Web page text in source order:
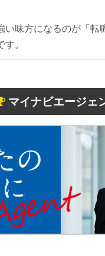
い味方になるのが「転
。
マイナビエージェ